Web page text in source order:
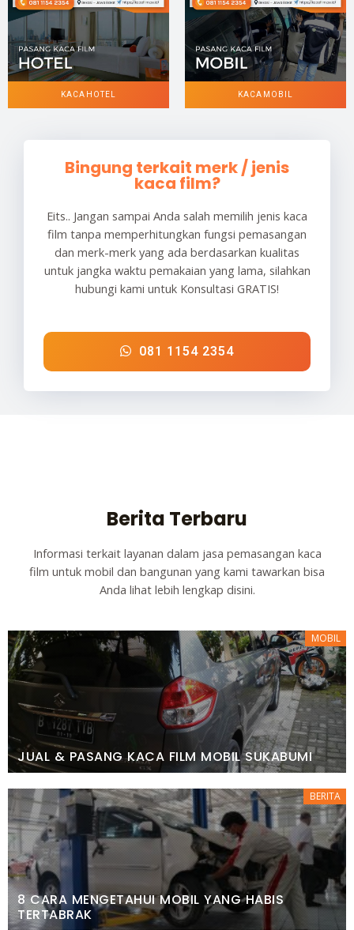
KACA HOTEL KACA MOBIL
Bingung terkait merk / jenis
kaca film?
Eits.. Jangan sampai Anda salah memilih jenis kaca
film tanpa memperhitungkan fungsi pemasangan
dan merk-merk yang ada berdasarkan kualitas
untuk jangka waktu pemakaian yang lama, silahkan
hubungi kami untuk Konsultasi GRATIS!
081 1154 2354
Berita Terbaru
Informasi terkait layanan dalam jasa pemasangan kaca
film untuk mobil dan bangunan yang kami tawarkan bisa
Anda lihat lebih lengkap disini.
MOBIL
JUAL & PASANG KACA FILM MOBIL SUKABUMI
BERITA
8 CARA MENGETAHUI MOBIL YANG HABIS
TERTABRAK